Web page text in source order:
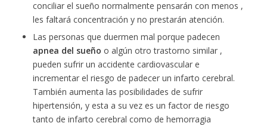
conciliar el sueño normalmente pensarán con menos ,
les faltará concentración y no prestarán atención.
Las personas que duermen mal porque padecen
apnea del sueño o algún otro trastorno similar ,
pueden sufrir un accidente cardiovascular e
incrementar el riesgo de padecer un infarto cerebral.
También aumenta las posibilidades de sufrir
hipertensión, y esta a su vez es un factor de riesgo
tanto de infarto cerebral como de hemorragia